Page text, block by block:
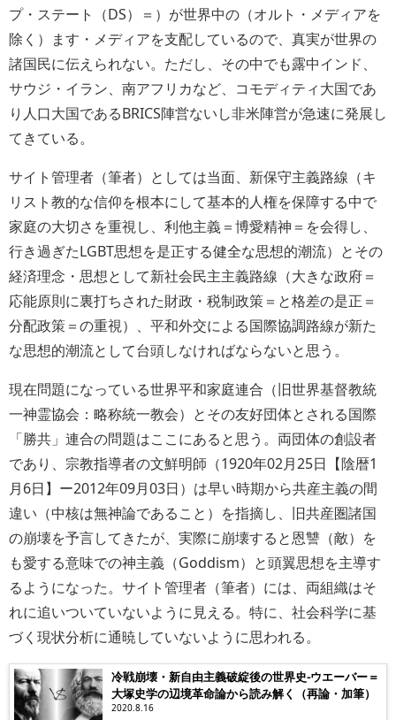
プ・ステート（DS）＝）が世界中の（オルト・メディアを
除く）ます・メディアを支配しているので、真実が世界の
諸国民に伝えられない。ただし、その中でも露中インド、
サウジ・イラン、南アフリカなど、コモディティ大国であ
り人口大国であるBRICS陣営ないし非米陣営が急速に発展し
てきている。
サイト管理者（筆者）としては当面、新保守主義路線（キ
リスト教的な信仰を根本にして基本的人権を保障する中で
家庭の大切さを重視し、利他主義＝博愛精神＝を会得し、
行き過ぎたLGBT思想を是正する健全な思想的潮流）とその
経済理念・思想として新社会民主主義路線（大きな政府＝
応能原則に裏打ちされた財政・税制政策＝と格差の是正＝
分配政策＝の重視）、平和外交による国際協調路線が新た
な思想的潮流として台頭しなければならないと思う。
現在問題になっている世界平和家庭連合（旧世界基督教統
一神霊協会：略称統一教会）とその友好団体とされる国際
「勝共」連合の問題はここにあると思う。両団体の創設者
であり、宗教指導者の文鮮明師（1920年02月25日【陰暦1
月6日】ー2012年09月03日）は早い時期から共産主義の間
違い（中核は無神論であること）を指摘し、旧共産圏諸国
の崩壊を予言してきたが、実際に崩壊すると恩讐（敵）を
も愛する意味での神主義（Goddism）と頭翼思想を主導す
るようになった。サイト管理者（筆者）には、両組織はそ
れに追いついていないように見える。特に、社会科学に基
づく現状分析に通暁していないように思われる。
冷戦崩壊・新自由主義破綻後の世界史−ウエーバー＝
大塚史学の辺境革命論から読み解く（再論・加筆）
2020.8.16